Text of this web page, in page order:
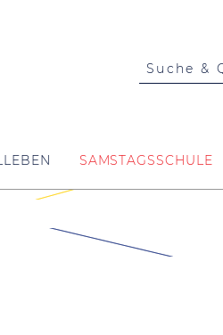
Suche &
SAMSTAGSSCHULE